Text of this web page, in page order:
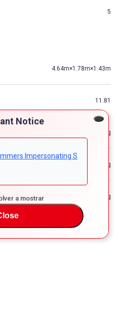
Notice
Impersonating S
a mostrar
5
4.64m×1.78m×1.43m
11.81
—kg
—kg
—kg